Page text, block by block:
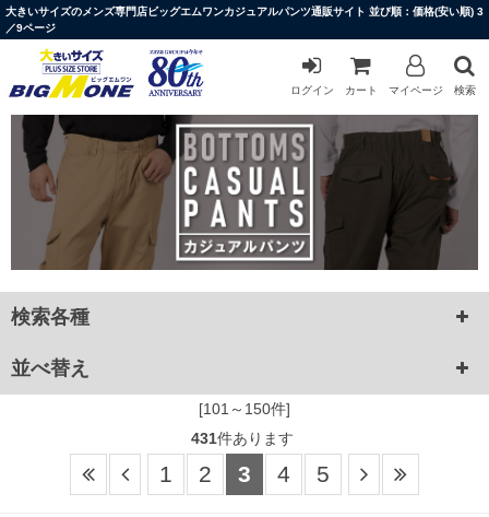
大きいサイズのメンズ専門店ビッグエムワンカジュアルパンツ通販サイト 並び順：価格(安い順) 3
／9ページ
ログイン カート マイページ 検索
検索各種
並べ替え
[101～150件]
431件あります
1 2 3 4 5